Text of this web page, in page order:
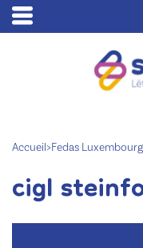
Accueil>Fedas Luxembourg
cigl